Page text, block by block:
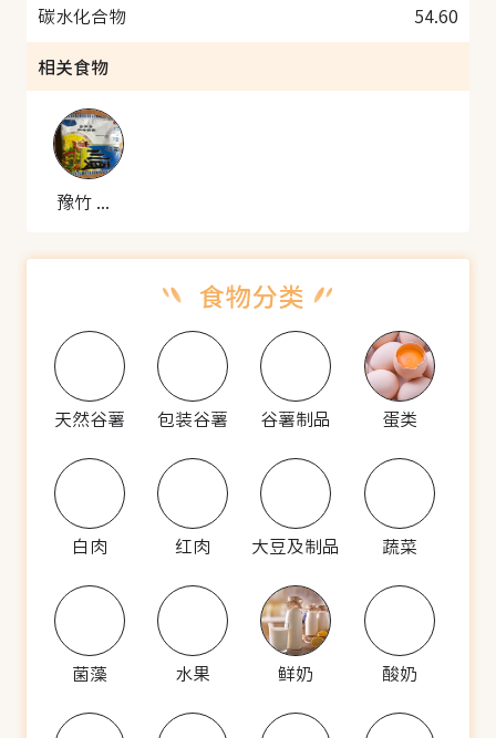
碳水化合物
54.60
相关食物
豫竹 客家雪菜肉丝面
天然谷薯 包装谷薯 谷薯制品 蛋类
白肉 红肉 大豆及制品 蔬菜
菌藻 水果 鲜奶 酸奶